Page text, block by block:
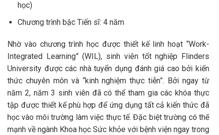
học)
Chương trình bậc Tiến sĩ: 4 năm
Nhờ vào chương trình học được thiết kế linh hoạt “Work-
Integrated Learning” (WIL), sinh viên tốt nghiệp Flinders
University được các nhà tuyển dụng đánh giá cao bởi kiến
thức chuyên môn và “kinh nghiệm thực tiễn”. Bởi ngay từ
năm 2, năm 3 sinh viên đã có thể tham gia các khóa thực
tập được thiết kế phù hợp để ứng dụng tất cả kiến thức đã
học vào môi trường làm việc thực tế. Đặc biệt trường có thế
mạnh về ngành Khoa học Sức khỏe với bệnh viện ngay trong